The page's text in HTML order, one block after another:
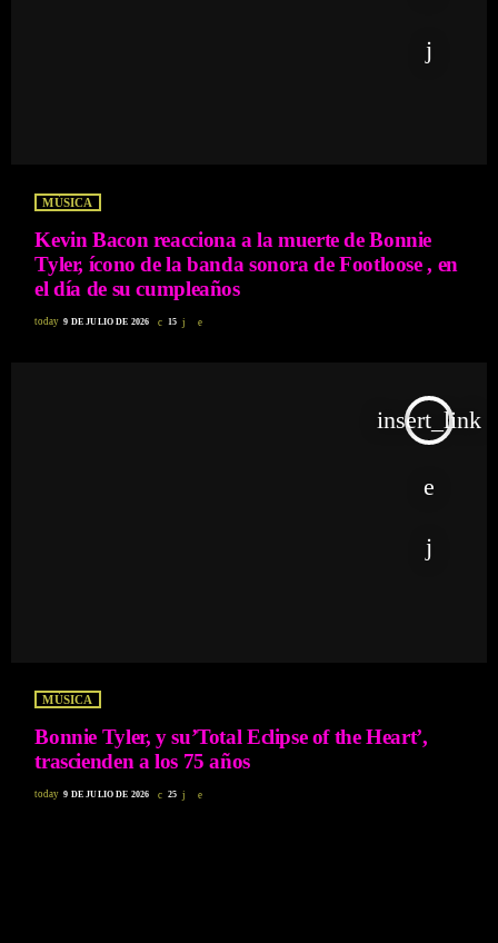
MÚSICA
Kevin Bacon reacciona a la muerte de Bonnie
Tyler, ícono de la banda sonora de Footloose , en
el día de su cumpleaños
today 9 DE JULIO DE 2026 15
insert_link
MÚSICA
Bonnie Tyler, y su’Total Eclipse of the Heart’,
trascienden a los 75 años
today 9 DE JULIO DE 2026 25